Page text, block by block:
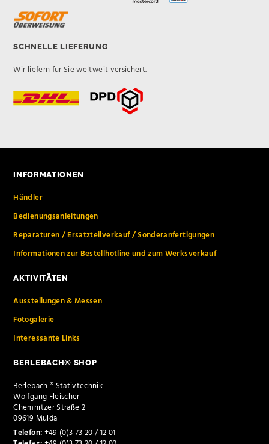
SCHNELLE LIEFERUNG
Wir liefern für Sie weltweit versichert.
INFORMATIONEN
Händler
Bedienungsanleitungen
Reparaturen / Ersatzteilverkauf / Sonderanfertigungen
Informationen zur Bestellhotline und zum Werksverkauf
AKTIVITÄTEN
Ausstellungen & Messen
Fotogalerie
Interessante Links
BERLEBACH® SHOP
Berlebach ® Stativtechnik
Wolfgang Fleischer
Chemnitzer Straße 2
09619 Mulda
Telefon:+49 (0)3 73 20 / 12 01